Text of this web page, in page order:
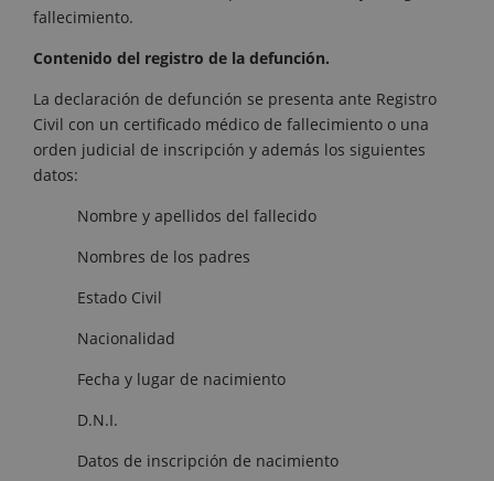
fallecimiento.
Contenido del registro de la defunción.
La declaración de defunción se presenta ante Registro
Civil con un certificado médico de fallecimiento o una
orden judicial de inscripción y además los siguientes
datos:
Nombre y apellidos del fallecido
Nombres de los padres
Estado Civil
Nacionalidad
Fecha y lugar de nacimiento
D.N.I.
Datos de inscripción de nacimiento